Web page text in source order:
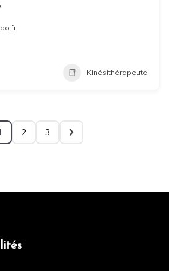
Kinésithérapeute
2 3